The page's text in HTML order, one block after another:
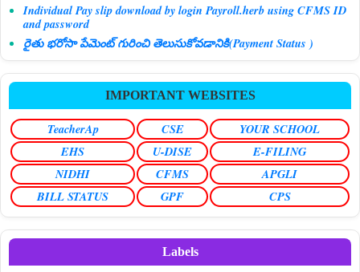
Individual Pay slip download by login Payroll.herb using CFMS ID
and password
రైతు భరోసా పేమెంట్ గురించి తెలుసుకోవడానికి(Payment Status )
IMPORTANT WEBSITES
TeacherAp CSE
YOUR SCHOOL
EHS
U-DISE
E-FILING
NIDHI
CFMS
APGLI
BILL STATUS
GPF CPS
Labels